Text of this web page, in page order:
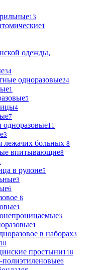
13
1
одежды,
34
одноразовые24
1
5
4
7
11
3
лежачих больных 8
впитывающие8
в рулоне5
3
6
8
1
3
1
в наборах3
простыни118
6